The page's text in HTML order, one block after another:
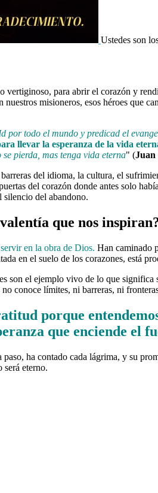
Ustedes son
para abrir el corazón y
nuestros misioneros, esos héroes que
por todo el mundo y predicad el
llevar la esperanza de la vida
pierda, mas tenga vida eterna" (Juan
del idioma, la cultura, el
del corazón donde antes solo
silencio del abandono.
que nos
en la obra de Dios. Han caminado
en el suelo de los corazones, está
son el ejemplo vivo de lo que
conoce límites, ni barreras, ni
porque
que enciende el
ha contado cada lágrima, y su
será eterno.